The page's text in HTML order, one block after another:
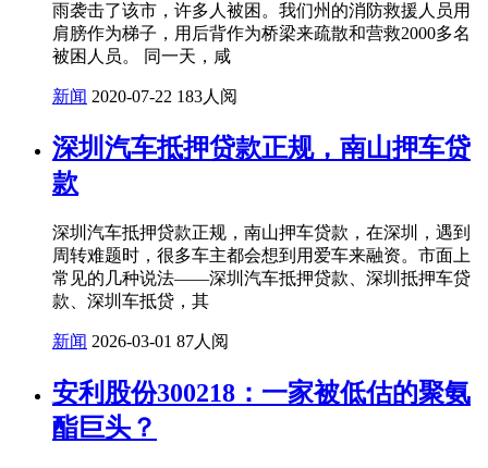
雨袭击了该市，许多人被困。我们州的消防救援人员用
肩膀作为梯子，用后背作为桥梁来疏散和营救2000多名
被困人员。 同一天，咸
新闻 2020-07-22 183人阅
深圳汽车抵押贷款正规，南山押车贷
款
深圳汽车抵押贷款正规，南山押车贷款，在深圳，遇到
周转难题时，很多车主都会想到用爱车来融资。市面上
常见的几种说法——深圳汽车抵押贷款、深圳抵押车贷
款、深圳车抵贷，其
新闻 2026-03-01 87人阅
安利股份300218：一家被低估的聚氨
酯巨头？